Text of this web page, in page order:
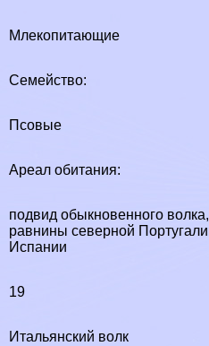
Млекопитающие
Семейство:
Псовые
Ареал обитания:
подвид обыкновенного
равнины северной
Испании
19
Итальянский волк